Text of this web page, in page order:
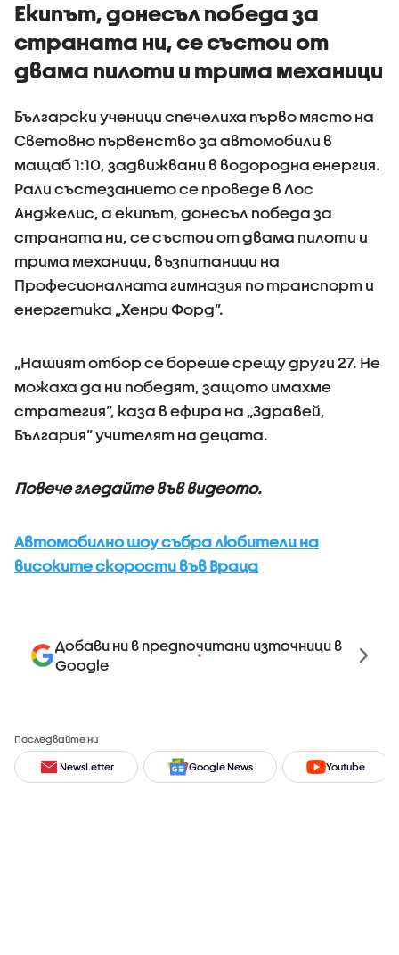
Екипът, донесъл победа за
страната ни, се състои от
двама пилоти и трима механици
Български ученици спечелиха първо място на
Световно първенство за автомобили в
мащаб 1:10, задвижвани в водородна енергия.
Рали състезанието се проведе в Лос
Анджелис, а екипът, донесъл победа за
страната ни, се състои от двама пилоти и
трима механици, възпитаници на
Професионалната гимназия по транспорт и
енергетика „Хенри Форд”.
„Нашият отбор се бореше срещу други 27. Не
можаха да ни победят, защото имахме
стратегия”, каза в ефира на „Здравей,
България” учителят на децата.
Повече гледайте във видеото.
Автомобилно шоу събра любители на
високите скорости във Враца
Добави ни в предпочитани източници в
Google
Последвайте ни
NewsLetter Google News Youtube